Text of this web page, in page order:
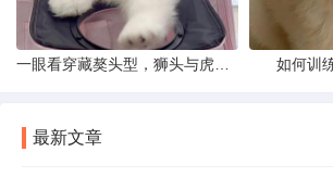
如何训
最新文章